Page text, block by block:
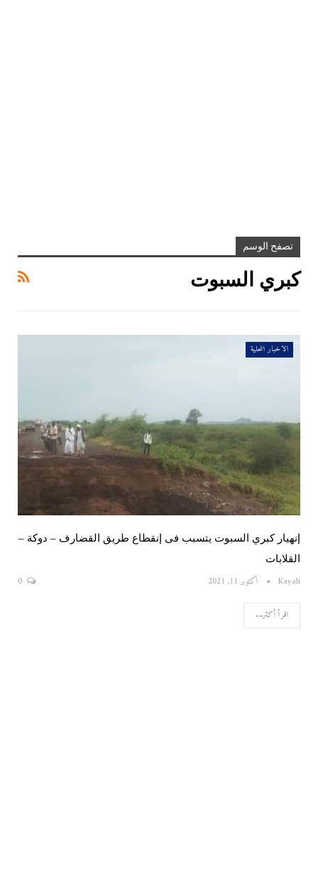
تصفح الوسم
كبري السبوت
الاخبار المحلية
إنهيار كبري السبوت يتسبب فى إنقطاع طريق القضارف – دوكة –
القلابات
Kayali أكتوبر 11, 2021
اقرأ أكثر...